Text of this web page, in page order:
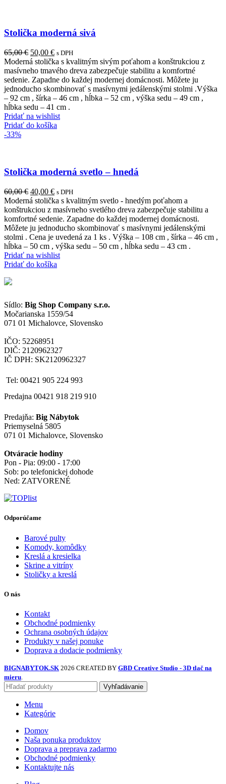
Stolička moderná sivá
65,00€ Pôvodná
cena
bola:
65,00 €.
50,00 €Aktuálna
cena
je:
50,00 €.
s DPH
Moderná stolička s kvalitným sivým poťahom a konštrukciou z
masívneho tmavého dreva zabezpečuje stabilitu a komfortné
sedenie. Zapadne do každej modernej domácnosti. Môžete ju
jednoducho skombinovať s masívnymi jedálenskými stolmi .Výška
– 92 cm , šírka – 46 cm , hĺbka – 52 cm , výška sedu – 49 cm ,
hĺbka sedu – 41 cm .
Pridať na wishlist
Pridať do košíka
-33%
Stolička moderná svetlo – hnedá
60,00€ Pôvodná
cena
bola:
60,00 €.
40,00 €Aktuálna
cena
je:
40,00 €.
s DPH
Moderná stolička s kvalitným svetlo - hnedým poťahom a
konštrukciou z masívneho svetlého dreva zabezpečuje stabilitu a
komfortné sedenie. Zapadne do každej modernej domácnosti.
Môžete ju jednoducho skombinovať s masívnymi jedálenskými
stolmi . Cena je uvedená za 1 ks . Výška – 108 cm , šírka – 46 cm ,
hĺbka – 50 cm , výška sedu – 50 cm , hĺbka sedu – 43 cm .
Pridať na wishlist
Pridať do košíka
Sídlo: Big Shop Company s.r.o.
Močarianska 1559/54
071 01 Michalovce, Slovensko
IČO: 52268951
DIČ: 2120962327
IČ DPH: SK2120962327
Tel: 00421 905 224 993
Predajna 00421 918 219 910
Predajňa: Big Nábytok
Priemyselná 5805
071 01 Michalovce, Slovensko
Otváracie hodiny
Pon - Pia: 09:00 - 17:00
Sob: po telefonickej dohode
Ned: ZATVORENÉ
Odporúčame
Barové pulty
Komody, komôdky
Kreslá a kresielka
Skrine a vitríny
Stoličky a kreslá
O nás
Kontakt
Obchodné podmienky
Ochrana osobných údajov
Produkty v našej ponuke
Doprava a dodacie podmienky
BIGNABYTOK.SK 2026 CREATED BY GBD Creative Studio - 3D tlač na
mieru
Vyhľadávanie
Menu
Kategórie
Domov
Naša ponuka produktov
Doprava a preprava zadarmo
Obchodné podmienky
Kontaktujte nás